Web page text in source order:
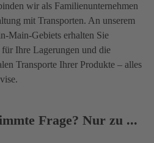
wir als Familienunternehmen
mit Transporten. An unserem
Main-Gebiets erhalten Sie
Ihre Lagerungen und die
Transporte Ihrer Produkte – alles
Frage? Nur zu ...